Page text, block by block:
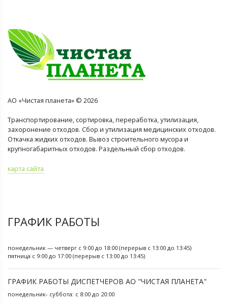
АО «Чистая планета» © 2026
Транспортирование, сортировка, переработка, утилизация,
захоронение отходов. Сбор и утилизация медицинских отходов.
Откачка жидких отходов. Вывоз строительного мусора и
крупногабаритных отходов. Раздельный сбор отходов.
карта сайта
ГРАФИК РАБОТЫ
понедельник — четверг с 9:00 до 18:00 (перерыв с 13:00 до 13:45)
пятница с 9:00 до 17:00 (перерыв с 13:00 до 13:45)
ГРАФИК РАБОТЫ ДИСПЕТЧЕРОВ АО "ЧИСТАЯ ПЛАНЕТА"
понедельник- суббота: с 8:00 до 20:00